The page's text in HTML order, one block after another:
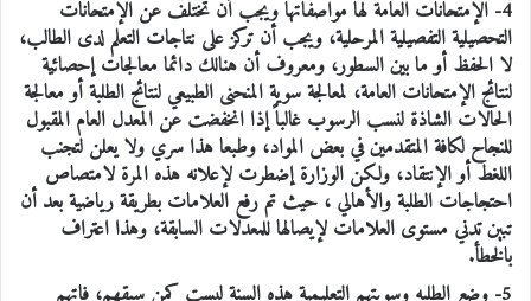
4- الإمتحانات العامة لها مواصفاتها ويجب أن تختلف عن الإمتحانات
التحصيلية التفصيلية المرحلية، ويجب أن تركز على نتاجات التعلم لدى الطالب،
لا الحفظ أو ما بين السطور، ومعروف أن هنالك دائما معالجات إحصائية
لنتائج الإمتحانات العامة، لمعالجة سوية المنحنى الطبيعي لنتائج الطلبة أو معالجة
الحالات الشاذة لنسب الرسوب غالباً إذا انخفضت عن المعدل العام المقبول
للنجاح لكافة المتقدمين في بعض المواد، وطبعا هذا سري ولا يعلن لتجنب
اللغط أو الإنتقاد، ولكن الوزارة إضطرت لإعلانه هذه المرة لامتصاص
احتجاجات الطلبة والأهالي ، حيث تم رفع العلامات بطريقة رياضية بعد أن
تبين تدني مستوى العلامات لإيصالها للمعدلات السابقة، وهذا اعتراف
بالخطأ.